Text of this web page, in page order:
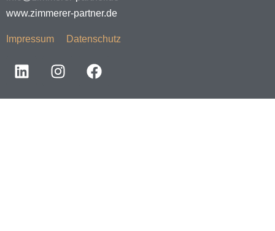
www.zimmerer-partner.de
Impressum Datenschutz